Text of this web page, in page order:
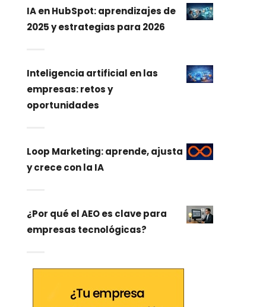
IA en HubSpot: aprendizajes de
2025 y estrategias para 2026
Inteligencia artificial en las
empresas: retos y
oportunidades
Loop Marketing: aprende, ajusta
y crece con la IA
¿Por qué el AEO es clave para
empresas tecnológicas?